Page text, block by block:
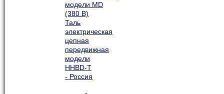
модели MD
(380 В)
Таль
электрическая
цепная
передвижная
модели
HHBD-T
- Россия